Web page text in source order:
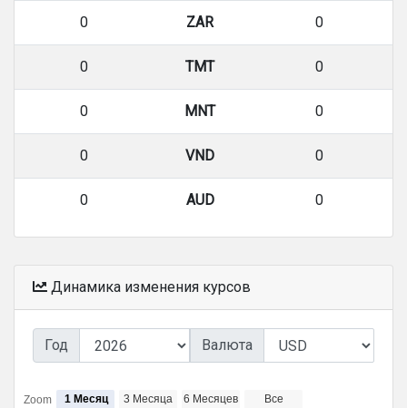
0 ZAR 0
0 TMT 0
0 MNT 0
0 VND 0
0 AUD 0
Динамика изменения курсов
Год Валюта
Zoom 1 Месяц 3 Месяца 6 Месяцев Все